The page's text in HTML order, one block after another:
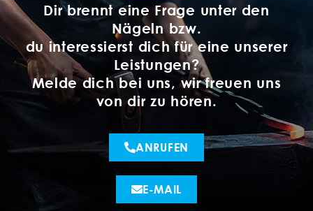
Dir brennt eine Frage unter den
Nägeln bzw.
du interessierst dich für eine unserer
Leistungen?
Melde dich bei uns, wir freuen uns
von dir zu hören.
ANRUFEN
E-MAIL